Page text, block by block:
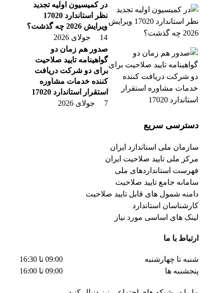
در کمیسیون اولیه تجدید
نظر استاندارد 17020
ویرایش 2026 چه گذشت؟
14 جولای 2026
صدور هم زمان دو
گواهینامه تایید صلاحیت
برای دو شرکت دریافت
کننده خدمات مشاوره
استقرار استاندارد 17020
7 جولای 2026
دسترسی سریع
سازمان ملی استاندارد ایران
مرکز ملی تایید صلاحیت ایران
فهرست استانداردهای ملی
سامانه جامع تایید صلاحیت
دامنه شمول های قابل تایید صلاحیت
کارشناسان استاندارد
لینک های اساسی مورد نیاز
ارتباط با ما
شنبه تا چهارشنبه
09:00 تا 16:30
پنجشنبه ها
09:00 تا 16:00